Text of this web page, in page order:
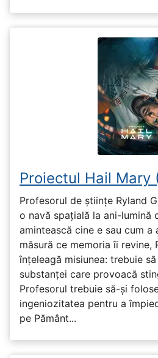
Proiectul Hail Mary
Profesorul de științe Ryland
o navă spațială la ani-lumină
amintească cine e sau cum a
măsură ce memoria îi revine,
înțeleagă misiunea: trebuie
substanței care provoacă
Profesorul trebuie să-și
ingeniozitatea pentru a
pe Pământ...